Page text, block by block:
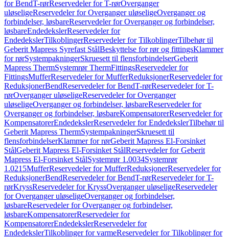
for BendT-rørReservedeler for T-rørOverganger
uløseligeReservedeler for Overganger uløseligeOverganger og
forbindelser, løsbareReservedeler for Overganger og forbindelser,
løsbareEndedekslerReservedeler for
EndedekslerTilkoblingerReservedeler for TilkoblingerTilbehør til
Geberit Mapress Syrefast StålBeskyttelse for rør og fittingsKlammer
for rørSystempakningerSkruesett til flensforbindelserGeberit
Mapress ThermSystemrør ThermFittingsReservedeler for
FittingsMufferReservedeler for MufferReduksjonerReservedeler for
ReduksjonerBendReservedeler for BendT-rørReservedeler for T-
rørOverganger uløseligeReservedeler for Overganger
uløseligeOverganger og forbindelser, løsbareReservedeler for
Overganger og forbindelser, løsbareKompensatorerReservedeler for
KompensatorerEndedekslerReservedeler for EndedekslerTilbehør til
Geberit Mapress ThermSystempakningerSkruesett til
flensforbindelserKlammer for rørGeberit Mapress El-Forsinket
StålGeberit Mapress El-Forsinket StålReservedeler for Geberit
Mapress El-Forsinket StålSystemrør 1.0034Systemrør
1.0215MufferReservedeler for MufferReduksjonerReservedeler for
ReduksjonerBendReservedeler for BendT-rørReservedeler for T-
rørKryssReservedeler for KryssOverganger uløseligeReservedeler
for Overganger uløseligeOverganger og forbindelser,
løsbareReservedeler for Overganger og forbindelser,
løsbareKompensatorerReservedeler for
KompensatorerEndedekslerReservedeler for
EndedekslerTilkoblinger for varmeReservedeler for Tilkoblinger for